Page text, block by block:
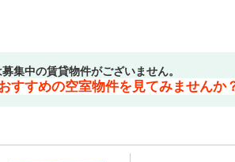
集中の賃貸物件がございません。
すすめの空室物件を見てみませんか